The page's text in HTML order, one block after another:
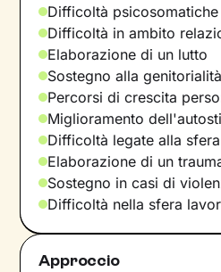
Difficoltà psicosomatiche
Difficoltà in ambito
Elaborazione di un lutto
Sostegno alla genitorialità
Percorsi di crescita
Miglioramento
Difficoltà legate alla sfera
Elaborazione di un
Sostegno in casi di
Difficoltà nella sfera
Approccio